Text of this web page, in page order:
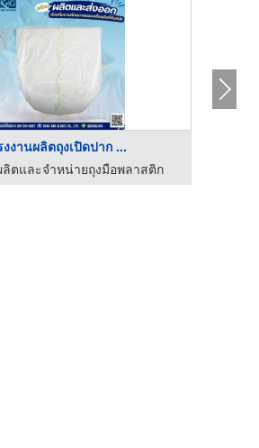
งงานผลิตถุงเปิดปาก ...
ลิตและจำหน่ายถุงมือพลาสติก